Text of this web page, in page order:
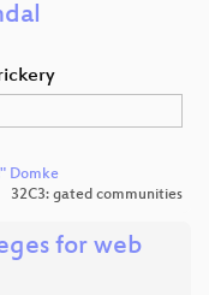
Domke
32C3: gated communities
for web